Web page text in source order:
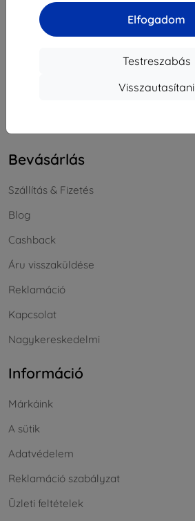
Elfogadom
Testreszabás
Visszautasítani
info@top4mobile.eu
Írjon nekünk
Bevásárlás
Szállítás & Fizetés
Blog
Cashback
Áru visszaküldése
Reklamáció
Kapcsolat
Nagykereskedelmi
Információ
Márkáink
A sütik
Adatvédelem
Reklamáció szabályzat
Üzleti feltételek